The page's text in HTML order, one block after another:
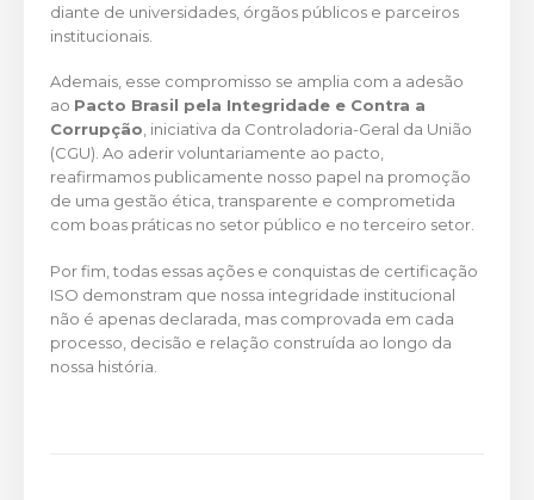
diante de universidades, órgãos públicos e parceiros
institucionais.
Ademais, esse compromisso se amplia com a adesão
ao Pacto Brasil pela Integridade e Contra a
Corrupção , iniciativa da Controladoria-Geral da União
(CGU). Ao aderir voluntariamente ao pacto,
reafirmamos publicamente nosso papel na promoção
de uma gestão ética, transparente e comprometida
com boas práticas no setor público e no terceiro setor.
Por fim, todas essas ações e conquistas de certificação
ISO demonstram que nossa integridade institucional
não é apenas declarada, mas comprovada em cada
processo, decisão e relação construída ao longo da
nossa história.